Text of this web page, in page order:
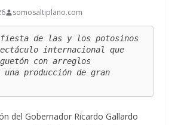
somosaltiplano.com
internacional que
con arreglos
producción de gran
del Gobernador Ricardo Gallardo